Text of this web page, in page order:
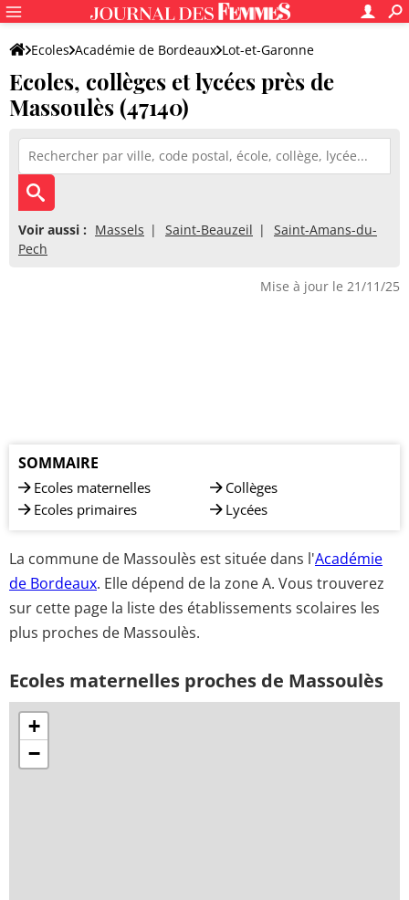
Ecoles Académie de Bordeaux Lot-et-Garonne
Ecoles, collèges et lycées près de
Massoulès (47140)
Voir aussi : Massels Saint-Beauzeil
Saint-Amans-du-
Pech
Mise à jour le 21/11/25
SOMMAIRE
Ecoles maternelles
Ecoles primaires
Collèges
Lycées
La commune de Massoulès est située dans l'Académie
de Bordeaux. Elle dépend de la zone A. Vous trouverez
sur cette page la liste des établissements scolaires les
plus proches de Massoulès.
Ecoles maternelles proches de Massoulès
+
−